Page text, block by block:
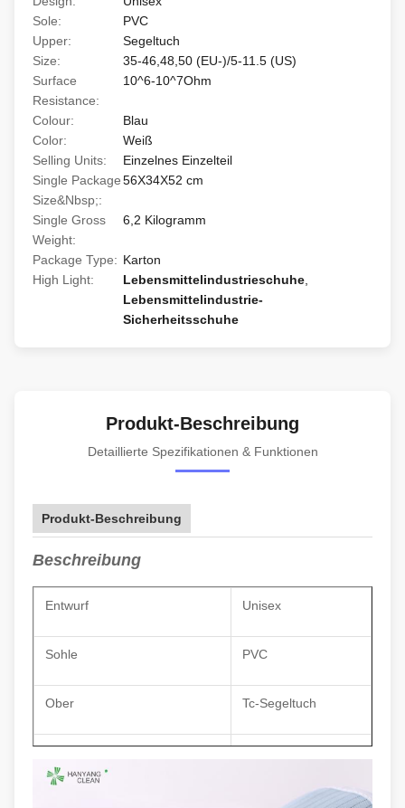
Sole:
PVC
Upper:
Segeltuch
Size:
35-46,48,50 (EU-)/5-11.5 (US)
Surface
Resistance:
10^6-10^7Ohm
Colour:
Blau
Color:
Weiß
Selling Units:
Einzelnes Einzelteil
Single Package
Size&Nbsp;:
56X34X52 cm
Single Gross
Weight:
6,2 Kilogramm
Package Type: Karton
High Light:
Lebensmittelindustrieschuhe
Lebensmittelindustrie-
Sicherheitsschuhe
Produkt-Beschreibung
Detaillierte Spezifikationen & Funktionen
Produkt-Beschreibung
Beschreibung
Entwurf Unisex
Sohle PVC
Ober Tc-Segeltuch
^6-10^7Ohm